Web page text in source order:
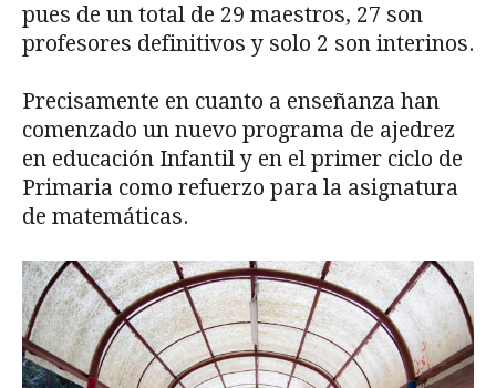
pues de un total de 29 maestros, 27 son
profesores definitivos y solo 2 son interinos.
Precisamente en cuanto a enseñanza han
comenzado un nuevo programa de ajedrez
en educación Infantil y en el primer ciclo de
Primaria como refuerzo para la asignatura
de matemáticas.